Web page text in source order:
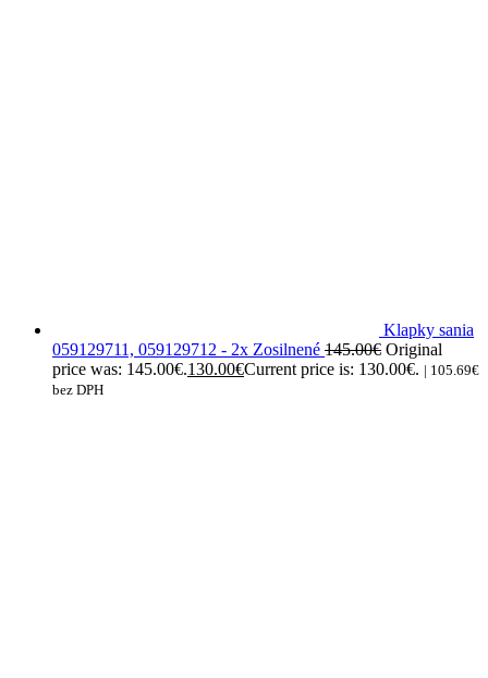
Klapky sania
059129711, 059129712 - 2x Zosilnené 145.00€ Original
price was: 145.00€.130.00€Current price is: 130.00€. | 105.69€
bez DPH